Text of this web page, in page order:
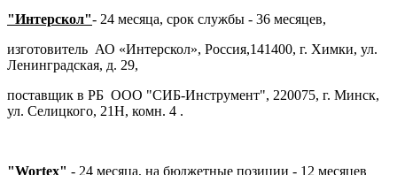
"Интерскол"- 24 месяца, срок службы - 36 месяцев,
изготовитель АО «Интерскол», Россия,141400, г. Химки, ул.
Ленинградская, д. 29,
поставщик в РБ ООО "СИБ-Инструмент", 220075, г. Минск,
ул. Селицкого, 21Н, комн. 4 .
"Wortex" - 24 месяца, на бюджетные позиции - 12 месяцев